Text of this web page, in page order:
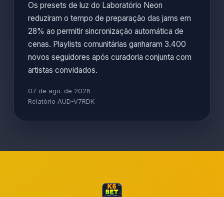
Os presets de luz do Laboratório Neon
reduziram o tempo de preparação das jams em
28% ao permitir sincronização automática de
cenas. Playlists comunitárias ganharam 3.400
novos seguidores após curadoria conjunta com
artistas convidados.
07 de ago. de 2026
Relatório AUD-V7RDK